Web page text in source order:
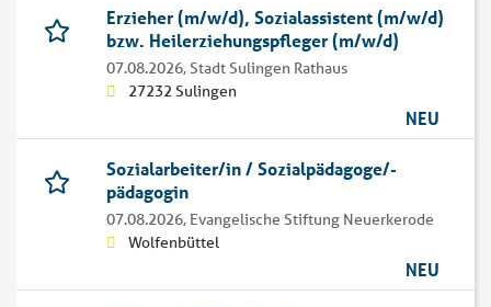
Erzieher (m/w/d), Sozialassistent (m/w/d)
bzw. Heilerziehungspfleger (m/w/d)
07.08.2026,Stadt Sulingen Rathaus
27232 Sulingen
NEU
Sozialarbeiter/in / Sozialpädagoge/-
pädagogin
07.08.2026, Evangelische Stiftung Neuerkerode
Wolfenbüttel
NEU